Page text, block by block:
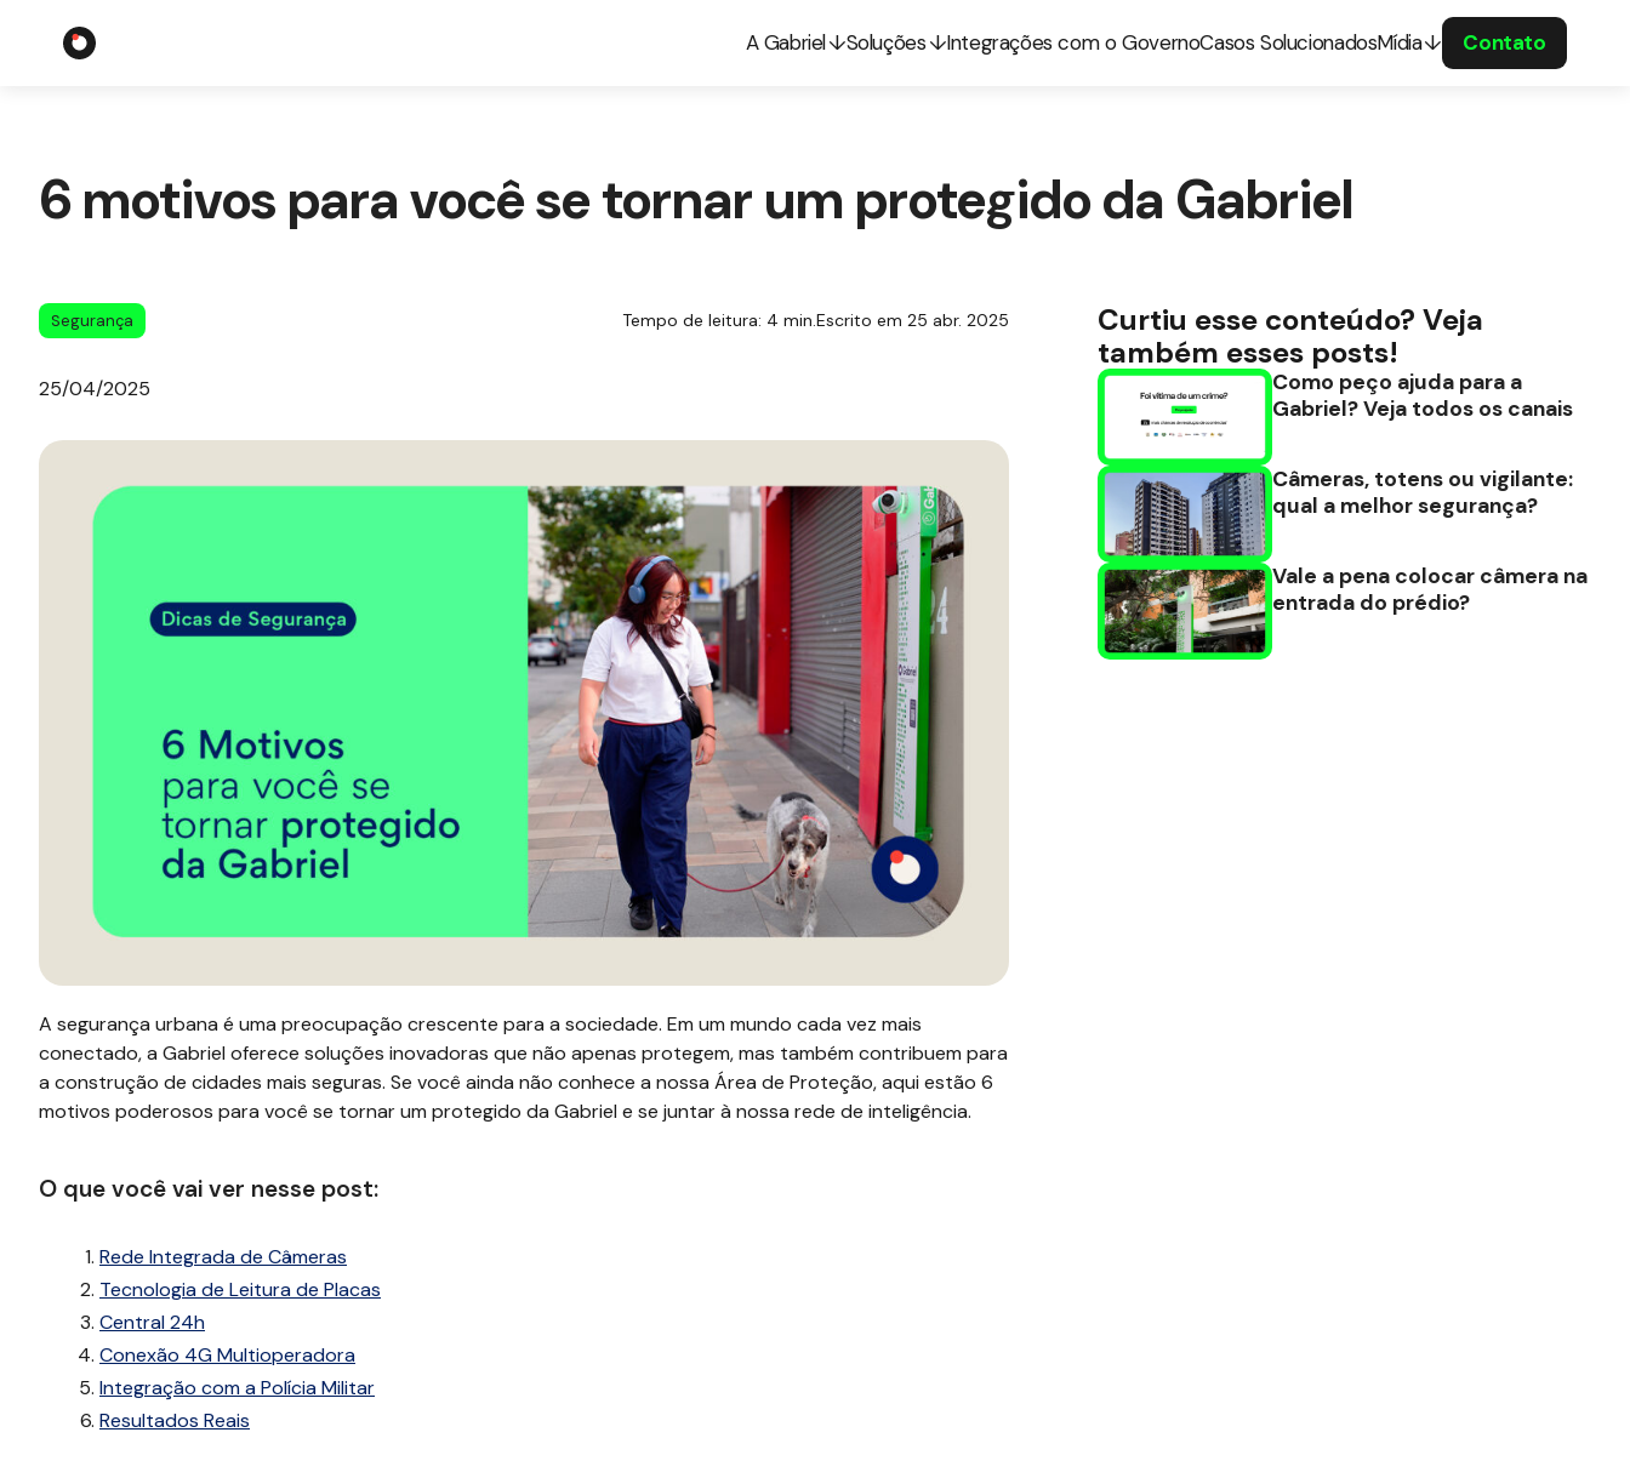
A Gabriel Soluções Integrações com o GovernoCasos SolucionadosMídia Contato
6 motivos para você se tornar um protegido da Gabriel
Segurança Tempo de leitura: 4 min.Escrito em 25 abr. 2025
25/04/2025
A segurança urbana é uma preocupação crescente para a sociedade. Em um mundo cada vez mais
conectado, a Gabriel oferece soluções inovadoras que não apenas protegem, mas também contribuem para
a construção de cidades mais seguras. Se você ainda não conhece a nossa Área de Proteção, aqui estão 6
motivos poderosos para você se tornar um protegido da Gabriel e se juntar à nossa rede de inteligência.
O que você vai ver nesse post:
Rede Integrada de Câmeras
Tecnologia de Leitura de Placas
Central 24h
Conexão 4G Multioperadora
Integração com a Polícia Militar
Resultados Reais
Curtiu esse conteúdo? Veja
também esses posts!
Como peço ajuda para a
Gabriel? Veja todos os canais
Câmeras, totens ou vigilante:
qual a melhor segurança?
Vale a pena colocar câmera na
entrada do prédio?